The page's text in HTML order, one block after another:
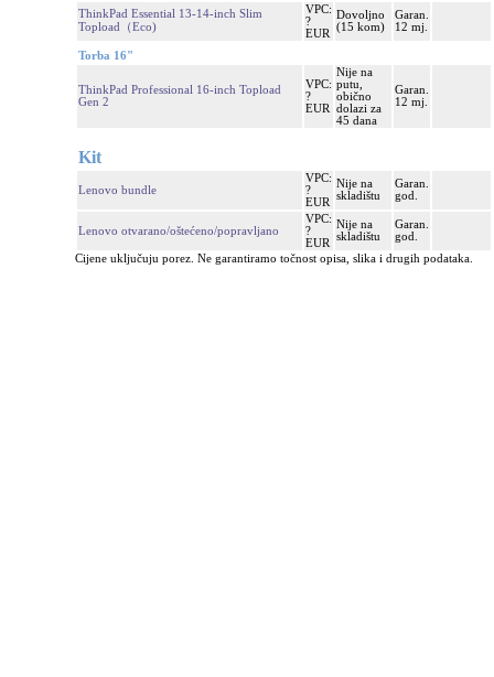
ThinkPad Essential 13-14-inch Slim
Topload（Eco)
VPC:
?
EUR
Dovoljno
(15 kom)
Garan.
12 mj.
Torba 16"
ThinkPad Professional 16-inch Topload
Gen 2
VPC:
?
EUR
Nije na
putu,
obično
dolazi za
45 dana
Garan.
12 mj.
Kit
Lenovo bundle
VPC:
?
EUR
Nije na
skladištu
Garan.
god.
Lenovo otvarano/oštećeno/popravljano
VPC:
?
EUR
Nije na
skladištu
Garan.
god.
Cijene uključuju porez. Ne garantiramo točnost opisa, slika i drugih podataka.